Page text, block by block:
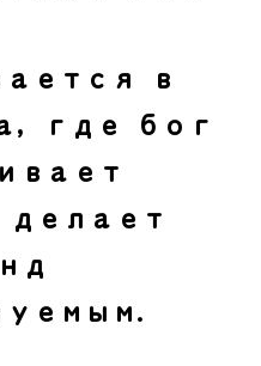
в
где бог
делает